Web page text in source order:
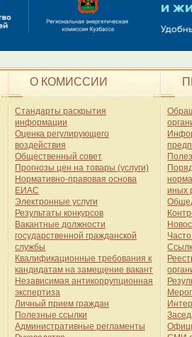
О КОМИССИИ
Стандарты раскрытия
информации
Оценка регулирующего
воздействия
Общественный совет
Прогнозы цен на товары (услуги)
Нормативно-правовая основа
ЕИАС
Электронные услуги
Результаты конкурсов
Вакантные должности
государственной гражданской
службы
Квалификационные требования к
кандидатам на замещение вакант
Независимая антикоррупционная
экспертиза
Личный прием граждан
Полезные ссылки
Административные регламенты
иных